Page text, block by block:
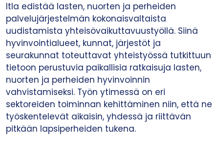
Itla edistää lasten, nuorten ja perheiden
palvelujärjestelmän kokonaisvaltaista
uudistamista yhteisövaikuttavuustyöllä. Siinä
hyvinvointialueet, kunnat, järjestöt ja
seurakunnat toteuttavat yhteistyössä tutkittuun
tietoon perustuvia paikallisia ratkaisuja lasten,
nuorten ja perheiden hyvinvoinnin
vahvistamiseksi. Työn ytimessä on eri
sektoreiden toiminnan kehittäminen niin, että ne
työskentelevät aikaisin, yhdessä ja riittävän
pitkään lapsiperheiden tukena.